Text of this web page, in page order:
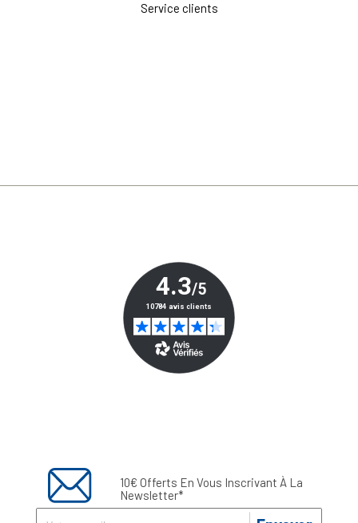
Service clients
10€ Offerts En Vous Inscrivant À La
Newsletter*